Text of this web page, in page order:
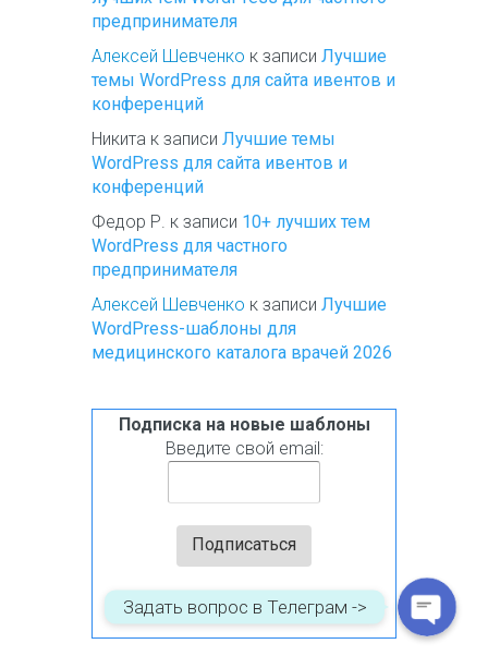
предпринимателя
Алексей Шевченко к записи Лучшие
темы WordPress для сайта ивентов и
конференций
Никита к записи Лучшие темы
WordPress для сайта ивентов и
конференций
Федор Р. к записи 10+ лучших тем
WordPress для частного
предпринимателя
Алексей Шевченко к записи Лучшие
WordPress-шаблоны для
медицинского каталога врачей 2026
Подписка на новые шаблоны
Введите свой email:
Доставка от FeedBurner
Задать вопрос в Телеграм ->